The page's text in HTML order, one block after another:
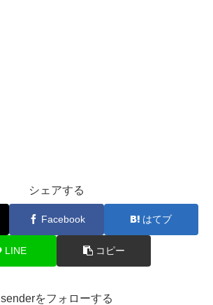
シェアする
Facebook はてブ
LINE コピー
senderをフォローする